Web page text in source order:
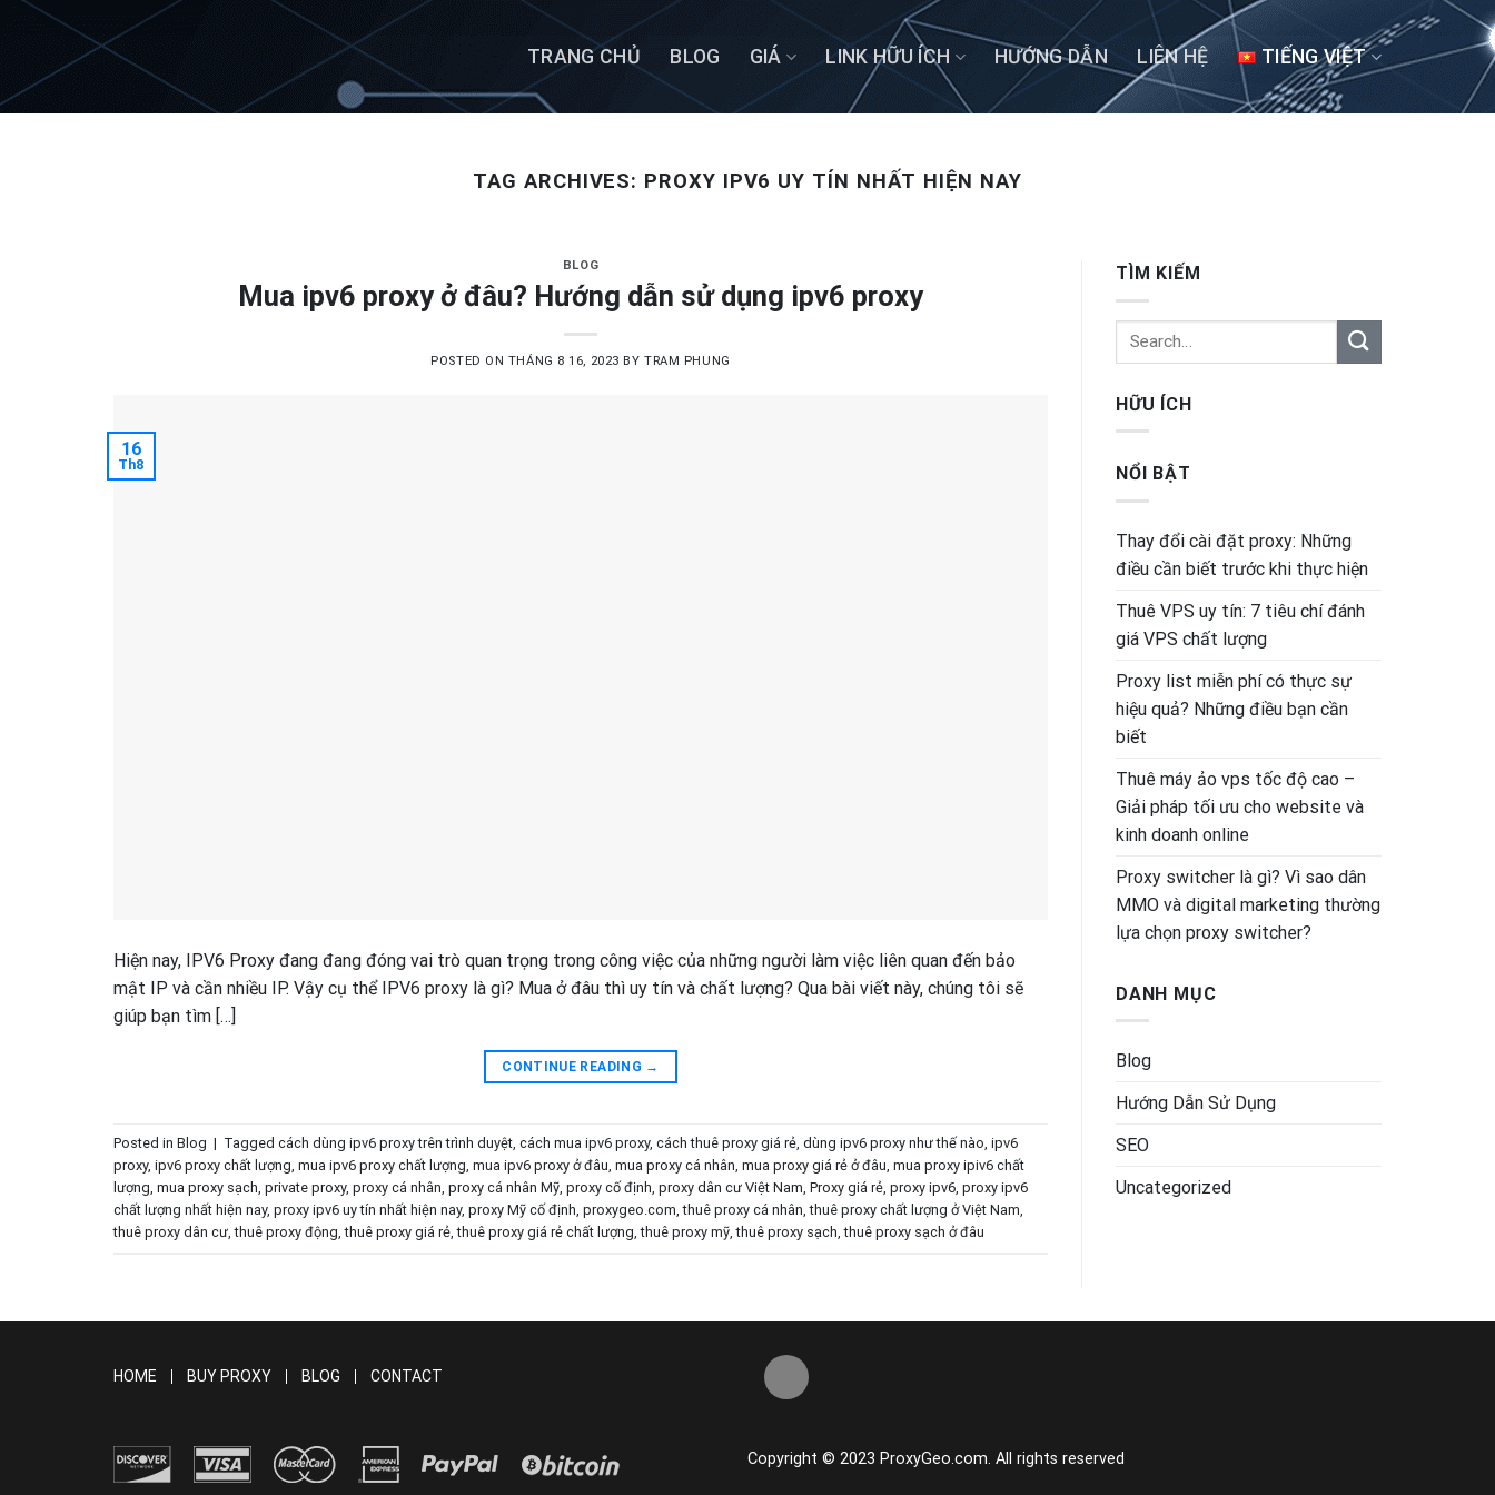
Skip
content
TRANG CHỦ BLOG GIÁ LINK HỮU ÍCH HƯỚNG DẪN LIÊN HỆ TIẾNG VIỆT
TAG ARCHIVES: PROXY IPV6 UY TÍN NHẤT HIỆN NAY
BLOG
Mua ipv6 proxy ở đâu? Hướng dẫn sử dụng ipv6 proxy
POSTED ON THÁNG 8 16, 2023 BYTRAM PHUNG
16
Th8
Hiện nay, IPV6 Proxy đang đang đóng vai trò quan trọng trong công việc của những người làm việc liên quan đến bảo
mật IP và cần nhiều IP. Vậy cụ thể IPV6 proxy là gì? Mua ở đâu thì uy tín và chất lượng? Qua bài viết này, chúng tôi sẽ
giúp bạn tìm […]
CONTINUE READING →
Posted in Blog | Tagged cách dùng ipv6 proxy trên trình duyệt cách mua ipv6 proxy, cách thuê proxy giá rẻ dùng ipv6 proxy như thế nào ipv6
proxy, ipv6 proxy chất lượng mua ipv6 proxy chất lượng mua ipv6 proxy ở đâu mua proxy cá nhân mua proxy giá rẻ ở đâu mua proxy ipiv6 chất
lượng mua proxy sạch private proxy, proxy cá nhân proxy cá nhân Mỹ proxy cố định proxy dân cư Việt Nam Proxy giá rẻ proxy ipv6 proxy ipv6
chất lượng nhất hiện nay, proxy ipv6 uy tín nhất hiện nay, proxy Mỹ cố định proxygeo.com ,thuê proxy cá nhân ,thuê proxy chất lượng ở Việt Nam
thuê proxy dân cư ,thuê proxy động ,thuê proxy giá rẻ ,thuê proxy giá rẻ chất lượng ,thuê proxy mỹ ,thuê proxy sạch ,thuê proxy sạch ở đâu
TÌM KIẾM
HỮU ÍCH
NỔI BẬT
Thay đổi cài đặt proxy: Những
điều cần biết trước khi thực hiện
Thuê VPS uy tín: 7 tiêu chí đánh
giá VPS chất lượng
Proxy list miễn phí có thực sự
hiệu quả? Những điều bạn cần
biết
Thuê máy ảo vps tốc độ cao –
Giải pháp tối ưu cho website và
kinh doanh online
Proxy switcher là gì? Vì sao dân
MMO và digital marketing thường
lựa chọn proxy switcher?
DANH MỤC
Blog
Hướng Dẫn Sử Dụng
SEO
Uncategorized
HOME BUY PROXY BLOG CONTACT
Copyright © 2023 ProxyGeo.com. All rights reserved